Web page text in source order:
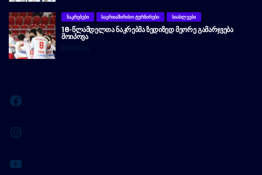
ᲜᲐᲙᲠᲔᲑᲔᲑᲘ ᲡᲐᲔᲠᲗᲐᲨᲘᲠᲘᲡᲝ ᲢᲣᲠᲜᲘᲠᲔᲑᲘ ᲡᲘᲐᲮᲚᲔᲔᲑᲘ
18-ᲬᲚᲐᲛᲓᲔᲚᲗᲐ ᲜᲐᲙᲠᲔᲑᲛᲐ ᲖᲔᲓᲘᲖᲔᲓ ᲛᲔᲝᲠᲔ ᲒᲐᲛᲐᲠᲯᲕᲔᲑᲐ
ᲛᲝᲘᲞᲝᲕᲐ
03/08/2026
Facebook
Instagram
YouTube